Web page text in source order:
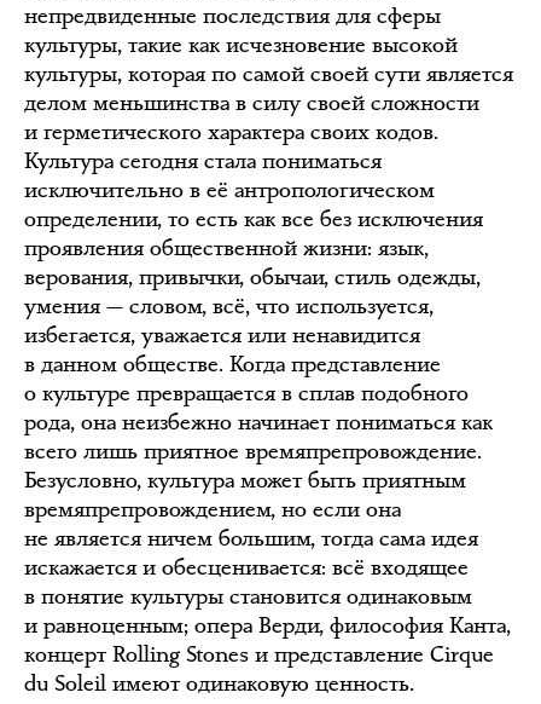
непредвиденные последствия для сферы
культуры, такие как исчезновение высокой
культуры, которая по самой своей сути является
делом меньшинства в силу своей сложности
и герметического характера своих кодов.
Культура сегодня стала пониматься
исключительно в её антропологическом
определении, то есть как все без исключения
проявления общественной жизни: язык,
верования, привычки, обычаи, стиль одежды,
умения — словом, всё, что используется,
избегается, уважается или ненавидится
в данном обществе. Когда представление
о культуре превращается в сплав подобного
рода, она неизбежно начинает пониматься как
всего лишь приятное времяпрепровождение.
Безусловно, культура может быть приятным
времяпрепровождением, но если она
не является ничем большим, тогда сама идея
искажается и обесценивается: всё входящее
в понятие культуры становится одинаковым
и равноценным; опера Верди, философия Канта,
концерт Rolling Stones и представление Cirque
du Soleil имеют одинаковую ценность.